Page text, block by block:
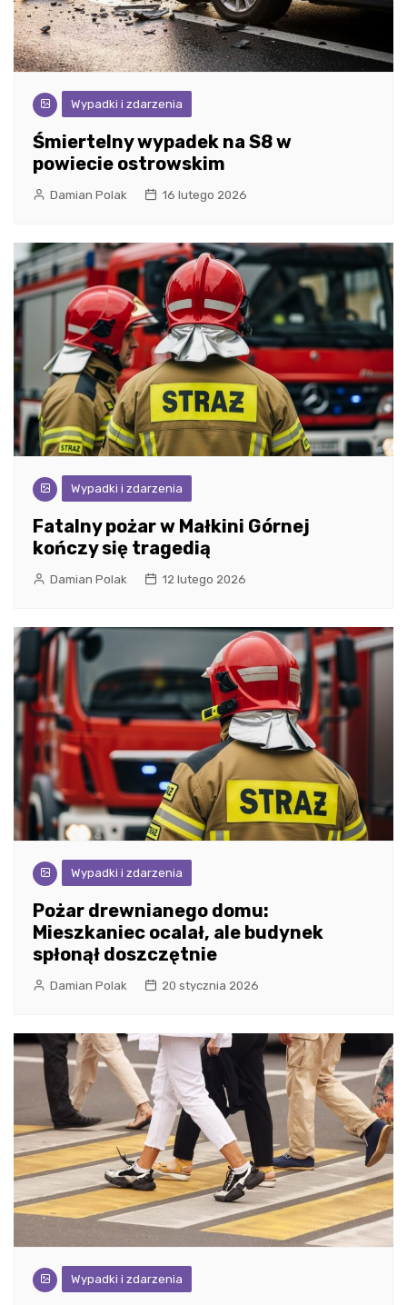
Wypadki i zdarzenia
Śmiertelny wypadek na S8 w
powiecie ostrowskim
Damian Polak 16 lutego 2026
Wypadki i zdarzenia
Fatalny pożar w Małkini Górnej
kończy się tragedią
Damian Polak 12 lutego 2026
Wypadki i zdarzenia
Pożar drewnianego domu:
Mieszkaniec ocalał, ale budynek
spłonął doszczętnie
Damian Polak 20 stycznia 2026
Wypadki i zdarzenia